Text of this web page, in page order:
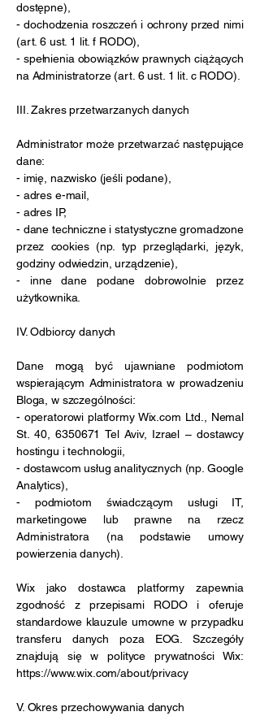
dostępne),
- dochodzenia roszczeń i ochrony przed nimi
(art. 6 ust. 1 lit. f RODO),
- spełnienia obowiązków prawnych ciążących
na Administratorze (art. 6 ust. 1 lit. c RODO).
III. Zakres przetwarzanych danych
Administrator może przetwarzać następujące
dane:
- imię, nazwisko (jeśli podane),
- adres e-mail,
- adres IP,
- dane techniczne i statystyczne gromadzone
przez cookies (np. typ przeglądarki, język,
godziny odwiedzin, urządzenie),
- inne dane podane dobrowolnie przez
użytkownika.
IV. Odbiorcy danych
Dane mogą być ujawniane podmiotom
wspierającym Administratora w prowadzeniu
Bloga, w szczególności:
- operatorowi platformy Wix.com Ltd., Nemal
St. 40, 6350671 Tel Aviv, Izrael – dostawcy
hostingu i technologii,
- dostawcom usług analitycznych (np. Google
Analytics),
- podmiotom świadczącym usługi IT,
marketingowe lub prawne na rzecz
Administratora (na podstawie umowy
powierzenia danych).
Wix jako dostawca platformy zapewnia
zgodność z przepisami RODO i oferuje
standardowe klauzule umowne w przypadku
transferu danych poza EOG. Szczegóły
znajdują się w polityce prywatności Wix:
https://www.wix.com/about/privacy
V. Okres przechowywania danych